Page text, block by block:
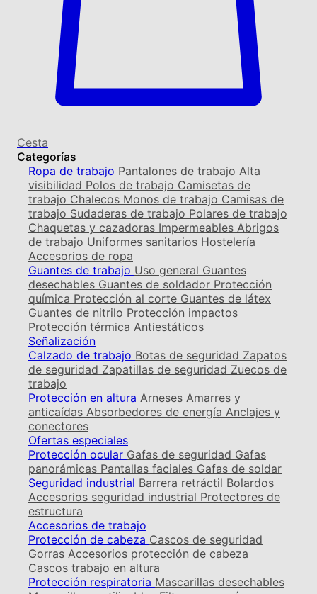
Cesta
Categorías
Ropa de trabajo Pantalones de trabajo Alta
visibilidad Polos de trabajo Camisetas de
trabajo Chalecos Monos de trabajo Camisas de
trabajo Sudaderas de trabajo Polares de trabajo
Chaquetas y cazadoras Impermeables Abrigos
de trabajo Uniformes sanitarios Hostelería
Accesorios de ropa
Guantes de trabajo Uso general Guantes
desechables Guantes de soldador Protección
química Protección al corte Guantes de látex
Guantes de nitrilo Protección impactos
Protección térmica Antiestáticos
Señalización
Calzado de trabajo Botas de seguridad Zapatos
de seguridad Zapatillas de seguridad Zuecos de
trabajo
Protección en altura Arneses Amarres y
anticaídas Absorbedores de energía Anclajes y
conectores
Ofertas especiales
Protección ocular Gafas de seguridad Gafas
panorámicas Pantallas faciales Gafas de soldar
Seguridad industrial Barrera retráctil Bolardos
Accesorios seguridad industrial Protectores de
estructura
Accesorios de trabajo
Protección de cabeza Cascos de seguridad
Gorras Accesorios protección de cabeza
Cascos trabajo en altura
Protección respiratoria Mascarillas desechables